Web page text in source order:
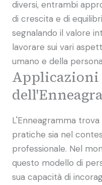
diversi, entrambi
di crescita e di
segnalando il valore
lavorare sui vari
umano e della
L'Enneagramma
pratiche sia nel
professionale. Nel
questo modello di
sua capacità di